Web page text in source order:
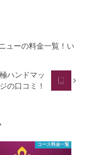
ューの料金一覧！い
ハンドマッ
の口コミ！
コース料金一覧